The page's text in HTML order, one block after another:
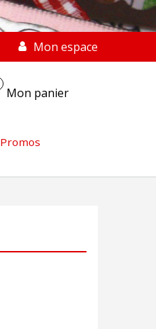
Mon espace
Mon panier
Promos